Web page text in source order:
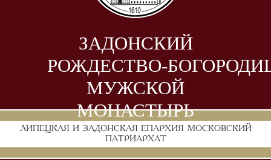
ЗАДОНСКИЙ
РОЖДЕСТВО-
МУЖСКОЙ
МОНАСТЫРЬ
ЛИПЕЦКАЯ И ЗАДОНСКАЯ ЕПАРХИЯ МОСКОВСКИЙ
ПАТРИАРХАТ